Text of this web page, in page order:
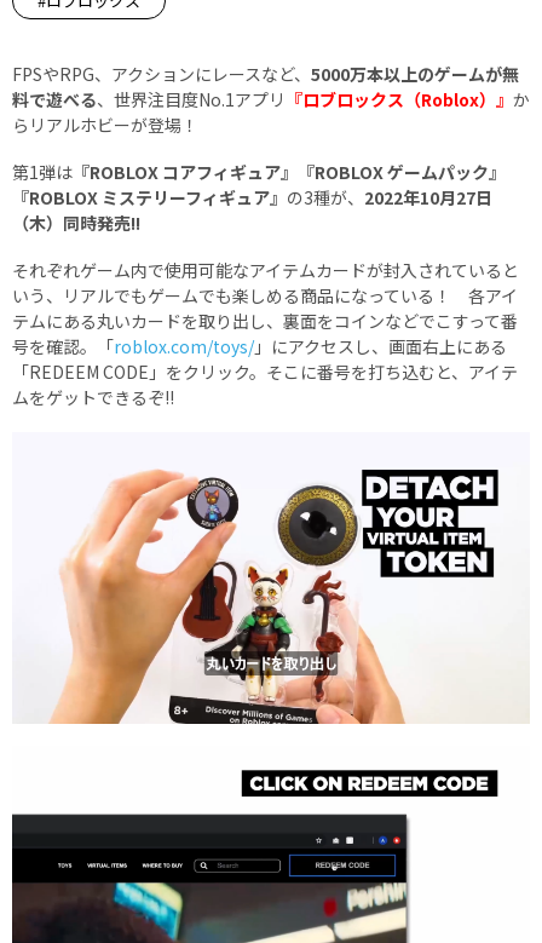
FPSやRPG、アクションにレースなど、 5000万本以上のゲームが無
料で遊べる、世界注目度No.1アプリ 『ロブロックス（Roblox）』 か
らリアルホビーが登場！
第1弾は 『ROBLOX コアフィギュア』『ROBLOX ゲームパック』
『ROBLOX ミステリーフィギュア』 の3種が、 2022年10月27日
（木）同時発売!!
それぞれゲーム内で使用可能なアイテムカードが封入されていると
いう、リアルでもゲームでも楽しめる商品になっている！ 各アイ
テムにある丸いカードを取り出し、裏面をコインなどでこすって番
号を確認。「roblox.com/toys/」にアクセスし、画面右上にある
「REDEEM CODE」をクリック。そこに番号を打ち込むと、アイテ
ムをゲットできるぞ!!